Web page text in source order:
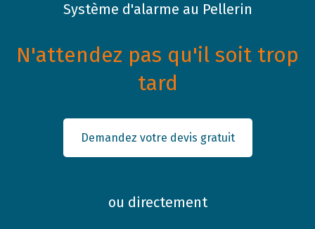
Système d'alarme au Pellerin
N'attendez pas qu'il soit trop
tard
Demandez votre devis gratuit
ou directement